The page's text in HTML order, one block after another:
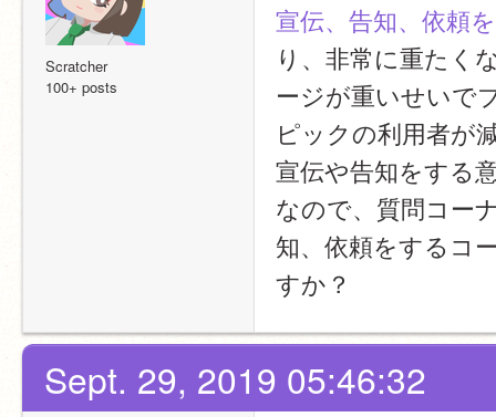
Scratcher
100+ posts
宣伝、告知、依頼
り、非常に重たく
ージが重いせいで
ピックの利用者が
宣伝や告知をする
なので、質問コー
知、依頼をするコ
すか？
Sept. 29, 2019 05:46:32